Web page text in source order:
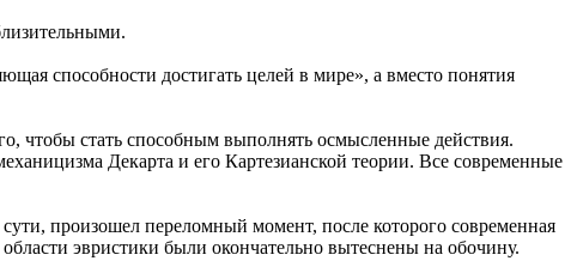
способности достигать целей в мире», а вместо понятия
чтобы стать способным выполнять осмысленные действия.
Декарта и его Картезианской теории. Все современные
произошел переломный момент, после которого современная
эвристики были окончательно вытеснены на обочину.